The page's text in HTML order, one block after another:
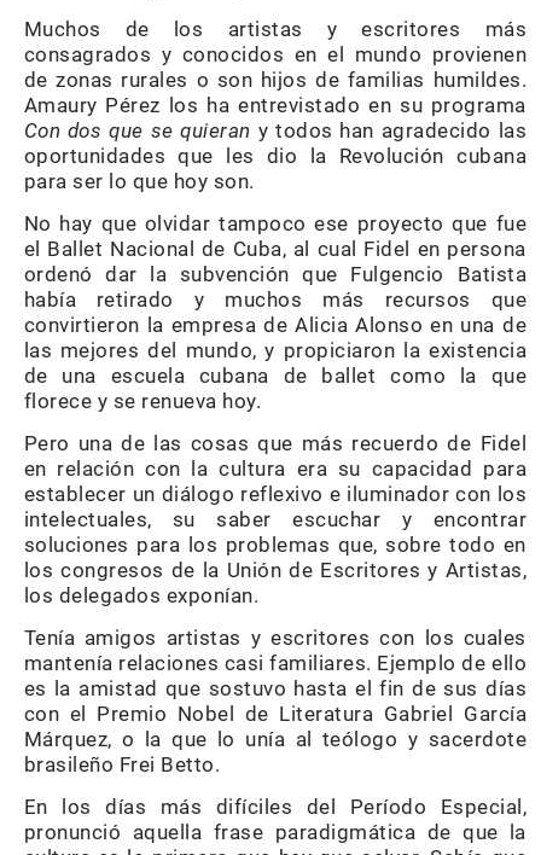
Muchos de los artistas y escritores más
consagrados y conocidos en el mundo provienen
de zonas rurales o son hijos de familias humildes.
Amaury Pérez los ha entrevistado en su programa
Con dos que se quieran y todos han agradecido las
oportunidades que les dio la Revolución cubana
para ser lo que hoy son.
No hay que olvidar tampoco ese proyecto que fue
el Ballet Nacional de Cuba, al cual Fidel en persona
ordenó dar la subvención que Fulgencio Batista
había retirado y muchos más recursos que
convirtieron la empresa de Alicia Alonso en una de
las mejores del mundo, y propiciaron la existencia
de una escuela cubana de ballet como la que
florece y se renueva hoy.
Pero una de las cosas que más recuerdo de Fidel
en relación con la cultura era su capacidad para
establecer un diálogo reflexivo e iluminador con los
intelectuales, su saber escuchar y encontrar
soluciones para los problemas que, sobre todo en
los congresos de la Unión de Escritores y Artistas,
los delegados exponían.
Tenía amigos artistas y escritores con los cuales
mantenía relaciones casi familiares. Ejemplo de ello
es la amistad que sostuvo hasta el fin de sus días
con el Premio Nobel de Literatura Gabriel García
Márquez, o la que lo unía al teólogo y sacerdote
brasileño Frei Betto.
En los días más difíciles del Período Especial,
pronunció aquella frase paradigmática de que la